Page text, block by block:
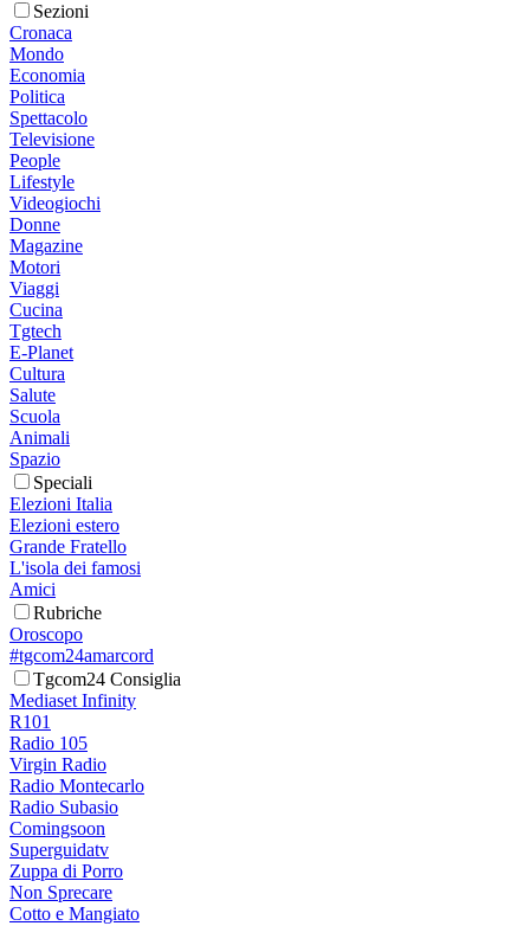
Sezioni
Cronaca
Mondo
Economia
Politica
Spettacolo
Televisione
People
Lifestyle
Videogiochi
Donne
Magazine
Motori
Viaggi
Cucina
Tgtech
E-Planet
Cultura
Salute
Scuola
Animali
Spazio
Speciali
Elezioni Italia
Elezioni estero
Grande Fratello
L'isola dei famosi
Amici
Rubriche
Oroscopo
#tgcom24amarcord
Tgcom24 Consiglia
Mediaset Infinity
R101
Radio 105
Virgin Radio
Radio Montecarlo
Radio Subasio
Comingsoon
Superguidatv
Zuppa di Porro
Non Sprecare
Cotto e Mangiato